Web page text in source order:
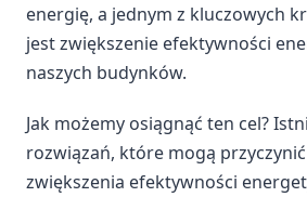
energię, a jednym z kluczowych
jest zwiększenie efektywności
naszych budynków.
Jak możemy osiągnąć ten cel?
rozwiązań, które mogą
zwiększenia efektywności